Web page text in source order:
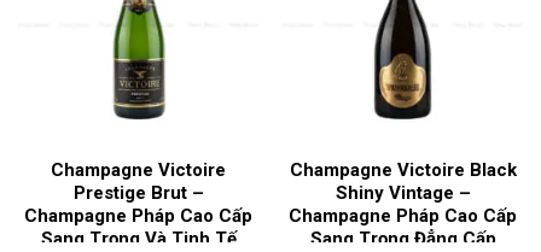
Champagne Victoire
Prestige Brut –
Champagne Pháp Cao Cấp
Sang Trọng Và Tinh Tế
Champagne Victoire Black
Shiny Vintage –
Champagne Pháp Cao Cấp
Sang Trọng Đẳng Cấp